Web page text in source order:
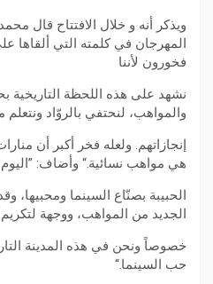
ويذكر أنه و خلال الافتتاح قال
المهرجان في كلمته التي ألقاها
فخورون لأننا
نشهد على هذه اللحظة التاريخية
والمواهب، لنحتفي بالروّاد
إنجازاتهم. ولعله فخر أكبر أن
هي مواهب نسائية.“ وأضاف: ”اليوم
الحبيبة بصنّاع السينما
الجديد من المواهب، ووجهة لتكريم
خصوصاً ونحن في هذه المدينة
حب السينما.“